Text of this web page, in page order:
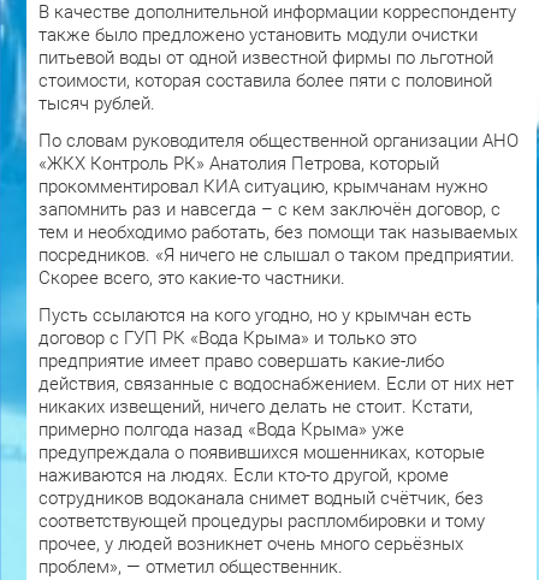
В качестве дополнительной информации корреспонденту
также было предложено установить модули очистки
питьевой воды от одной известной фирмы по льготной
стоимости, которая составила более пяти с половиной
тысяч рублей.
По словам руководителя общественной организации АНО
«ЖКХ Контроль РК» Анатолия Петрова, который
прокомментировал КИА ситуацию, крымчанам нужно
запомнить раз и навсегда – с кем заключён договор, с
тем и необходимо работать, без помощи так называемых
посредников. «Я ничего не слышал о таком предприятии.
Скорее всего, это какие-то частники.
Пусть ссылаются на кого угодно, но у крымчан есть
договор с ГУП РК «Вода Крыма» и только это
предприятие имеет право совершать какие-либо
действия, связанные с водоснабжением. Если от них нет
никаких извещений, ничего делать не стоит. Кстати,
примерно полгода назад «Вода Крыма» уже
предупреждала о появившихся мошенниках, которые
наживаются на людях. Если кто-то другой, кроме
сотрудников водоканала снимет водный счётчик, без
соответствующей процедуры распломбировки и тому
прочее, у людей возникнет очень много серьёзных
проблем», — отметил общественник.